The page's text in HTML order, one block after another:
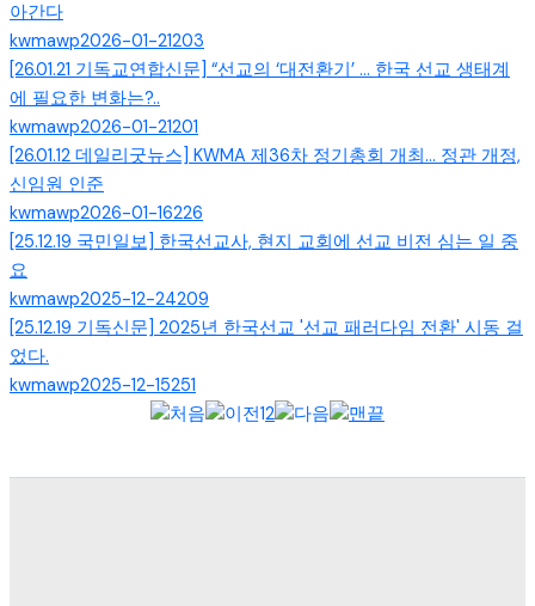
아간다
kwmawp2026-01-21203
[26.01.21 기독교연합신문] “선교의 ‘대전환기’ … 한국 선교 생태계
에 필요한 변화는?..
kwmawp2026-01-21201
[26.01.12 데일리굿뉴스] KWMA 제36차 정기총회 개최... 정관 개정,
신임원 인준
kwmawp2026-01-16226
[25.12.19 국민일보] 한국선교사, 현지 교회에 선교 비전 심는 일 중
요
kwmawp2025-12-24209
[25.12.19 기독신문] 2025년 한국선교 '선교 패러다임 전환' 시동 걸
었다.
kwmawp2025-12-15251
12